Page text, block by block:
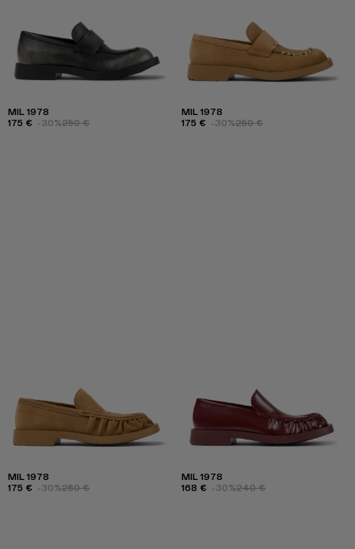
MIL 1978
175 € -30%250 €
MIL 1978
175 € -30%250 €
MIL 1978
175 € -30%250 €
MIL 1978
168 € -30%240 €